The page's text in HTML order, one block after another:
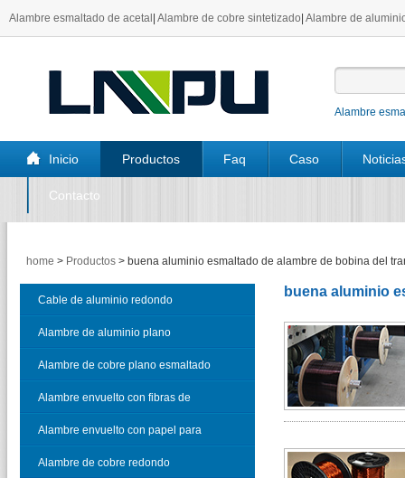
Alambre esmaltado de acetal Alambre de cobre sintetizado Alambre de
Alambre
Inicio Productos Faq Caso
Contacto
home > Productos > buena aluminio esmaltado de alambre de bobina del
Cable de aluminio redondo
esmaltado
Alambre de aluminio plano
esmaltado
Alambre de cobre plano esmaltado
Alambre envuelto con fibras de
vidrio
Alambre envuelto con papel para
cable telefónico
Alambre de cobre redondo
buena aluminio